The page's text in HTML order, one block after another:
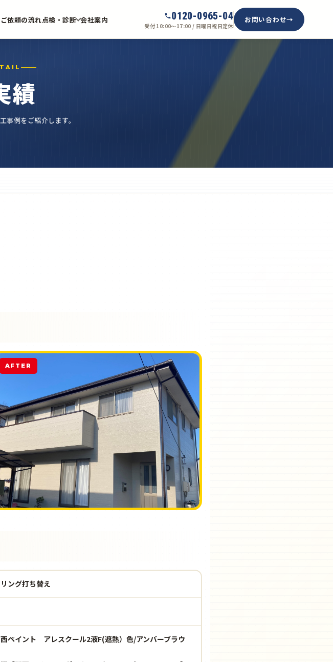
ご依頼の流れ点検・診断 会社案内 0120-0965-04
受付 10:00〜17:00 / 日曜日祝日定休
お問い合わせ
績
事例をご紹介します。
AFTER
ング打ち替え
ペイント アレスクール2液F(遮熱）色/アンバーブラウ